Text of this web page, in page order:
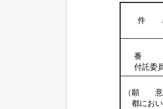
件
番
付託委
（願 意
都におい